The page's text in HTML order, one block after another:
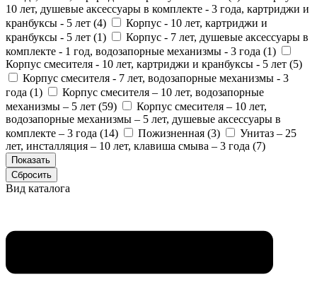
10 лет, душевые аксессуары в комплекте - 3 года, картриджи и
кранбуксы - 5 лет (4)
Корпус - 10 лет, картриджи и
кранбуксы - 5 лет (1)
Корпус - 7 лет, душевые аксессуары в
комплекте - 1 год, водозапорные механизмы - 3 года (1)
Корпус смесителя - 10 лет, картриджи и кранбуксы - 5 лет (5)
Корпус смесителя - 7 лет, водозапорные механизмы - 3
года (1)
Корпус смесителя – 10 лет, водозапорные
механизмы – 5 лет (59)
Корпус смесителя – 10 лет,
водозапорные механизмы – 5 лет, душевые аксессуары в
комплекте – 3 года (14) Пожизненная (3)
Унитаз – 25
лет, инсталляция – 10 лет, клавиша смыва – 3 года (7)
Вид каталога